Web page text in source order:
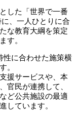
した「世界で一番
、一人ひとりに合
な教育大綱を策定
す。
性に合わせた施策横
。
援サービスや、本
官民が連携して、
ど公共施設の最適
しています。